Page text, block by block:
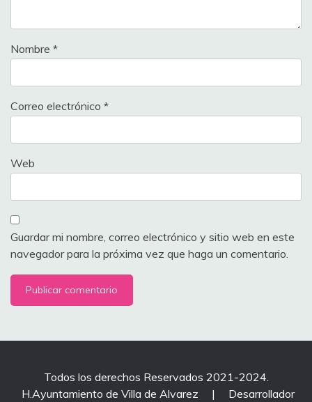
Nombre *
Correo electrónico *
Web
Guardar mi nombre, correo electrónico y sitio web en este
navegador para la próxima vez que haga un comentario.
Todos los derechos Reservados 2021-2024.
H.Ayuntamiento de Villa de Alvarez
| Desarrollador